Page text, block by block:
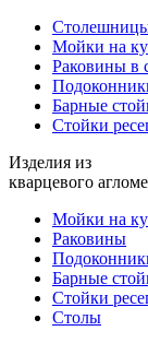
Мойки на
Раковины в
Барные
Стойки
Изделия из
кварцевого
Мойки на
Раковины
Барные
Стойки
Столы